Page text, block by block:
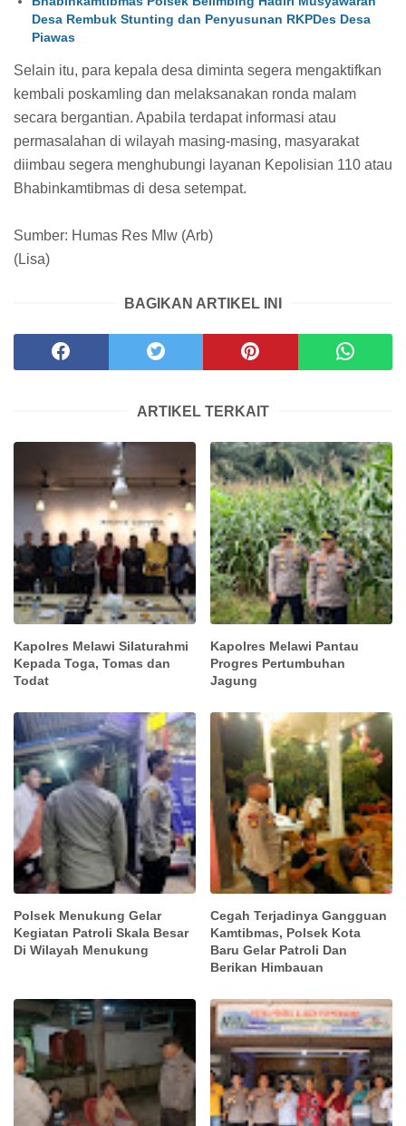
Desa Rembuk Stunting dan Penyusunan RKPDes Desa
Piawas
Selain itu, para kepala desa diminta segera mengaktifkan
kembali poskamling dan melaksanakan ronda malam
secara bergantian. Apabila terdapat informasi atau
permasalahan di wilayah masing-masing, masyarakat
diimbau segera menghubungi layanan Kepolisian 110 atau
Bhabinkamtibmas di desa setempat.
Sumber: Humas Res Mlw (Arb)
(Lisa)
BAGIKAN ARTIKEL INI
ARTIKEL TERKAIT
Kapolres Melawi Silaturahmi
Kepada Toga, Tomas dan
Todat
Kapolres Melawi Pantau
Progres Pertumbuhan
Jagung
Polsek Menukung Gelar
Kegiatan Patroli Skala Besar
Di Wilayah Menukung
Cegah Terjadinya Gangguan
Kamtibmas, Polsek Kota
Baru Gelar Patroli Dan
Berikan Himbauan